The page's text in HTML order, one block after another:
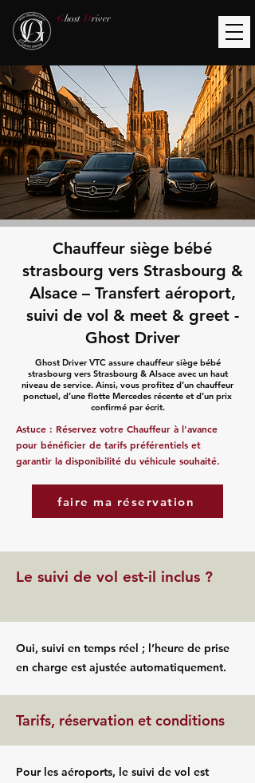
Ghost Driver
Chauffeur siège bébé
strasbourg vers Strasbourg &
Alsace – Transfert aéroport,
suivi de vol & meet & greet -
Ghost Driver
Ghost Driver VTC assure chauffeur siège bébé
strasbourg vers Strasbourg & Alsace avec un haut
niveau de service. Ainsi, vous profitez d’un chauffeur
ponctuel, d’une flotte Mercedes récente et d’un prix
confirmé par écrit.
Astuce : Réservez votre Chauffeur à l'avance
pour bénéficier de tarifs préférentiels et
garantir la disponibilité du véhicule souhaité.
faire ma réservation
Le suivi de vol est-il inclus ?
Oui, suivi en temps réel ; l’heure de prise
en charge est ajustée automatiquement.
Tarifs, réservation et conditions
Pour les aéroports, le suivi de vol est